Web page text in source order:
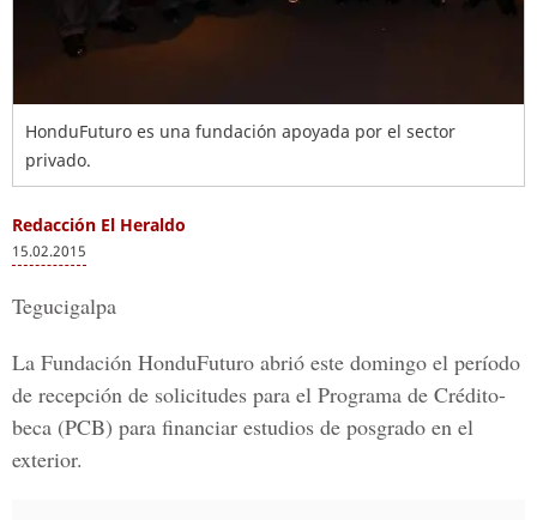
HonduFuturo es una fundación apoyada por el sector
privado.
Redacción El Heraldo
15.02.2015
Tegucigalpa
La Fundación HonduFuturo abrió este domingo el período
de recepción de solicitudes para el Programa de Crédito-
beca (PCB) para financiar estudios de posgrado en el
exterior.